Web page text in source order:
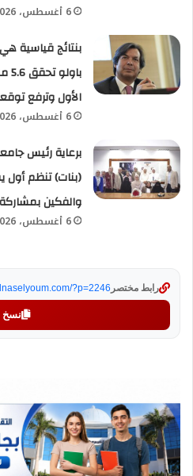
6 أغسطس، 2026
بنتائج قياسية
الأول وترفع توقعات
6 أغسطس، 2026
برعاية رئيس
(بنات) تنظم أول
والفكين بمشاركة
6 أغسطس، 2026
رابط مختصر ?p=2246
نسخ